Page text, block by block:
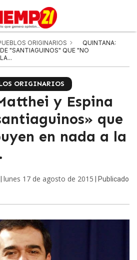
ORIGINARIOS
QUINTANA:
"SANTIAGUINOS" QUE "NO
ORIGINARIOS
y Espina
que
en nada a la
lunes 17 de agosto de 2015 | Publicado